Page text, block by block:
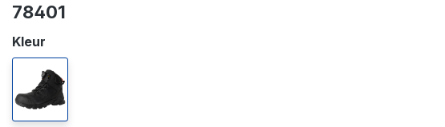
78401
Selecteer
Kleur
990 black